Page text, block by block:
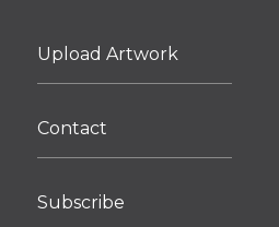
Upload Artwork
Contact
Subscribe